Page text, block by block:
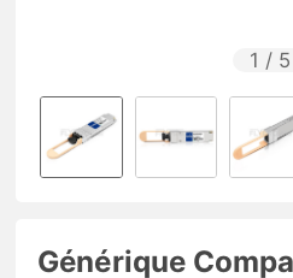
1 / 5
Générique